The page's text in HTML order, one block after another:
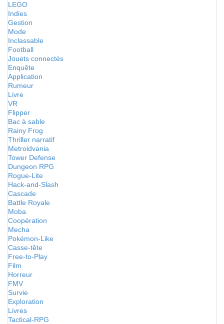
LEGO
Indies
Gestion
Mode
Inclassable
Football
Jouets connectés
Enquête
Application
Rumeur
Livre
VR
Flipper
Bac à sable
Rainy Frog
Thriller narratif
Metroidvania
Tower Defense
Dungeon RPG
Rogue-Lite
Hack-and-Slash
Cascade
Battle Royale
Moba
Coopération
Mecha
Pokémon-Like
Casse-tête
Free-to-Play
Film
Horreur
FMV
Survie
Exploration
Livres
Tactical-RPG